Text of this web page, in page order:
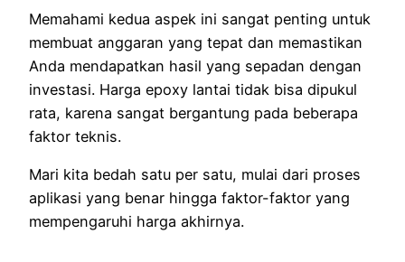
Memahami kedua aspek ini sangat penting untuk
membuat anggaran yang tepat dan memastikan
Anda mendapatkan hasil yang sepadan dengan
investasi. Harga epoxy lantai tidak bisa dipukul
rata, karena sangat bergantung pada beberapa
faktor teknis.
Mari kita bedah satu per satu, mulai dari proses
aplikasi yang benar hingga faktor-faktor yang
mempengaruhi harga akhirnya.